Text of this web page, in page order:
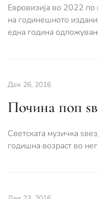
Евровизија во 2022 по
на годинешното
една година
Дек 26, 2016
Почина поп
Светската музичка
годишна возраст во